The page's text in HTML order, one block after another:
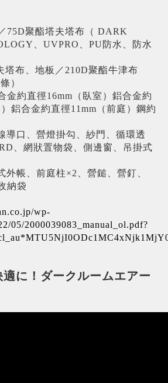
75D聚酯塔夫塔布（ DARK
、UVPRO、PU防水、防水
塔布、地板／210D聚酯牛津布
）
金約直徑16mm（臥室）鋁合金約
鋁合金約直徑11mm（前庭）鋼約
導口、營燈掛勾、紗門、循環透
、網狀置物袋、側邊窗、吊掛式
外帳、前庭柱×2、營鎚、營釘、
納袋
wp-
05/2000039083_manual_ol.pdf?
適に！ダークルームエアー